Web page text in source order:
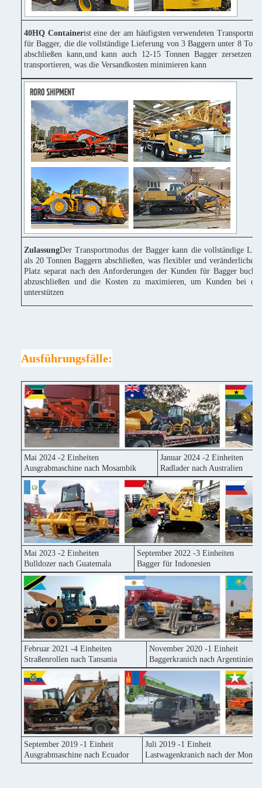
40HQ Containerist eine der am häufigsten verwendeten
für Bagger, die die vollständige Lieferung von 3 Baggern unter 8
abschließen kann,und kann auch 12-15 Tonnen Bagger zersetzen
transportieren, was die Versandkosten minimieren kann
ZulassungDer Transportmodus der Bagger kann die vollständige
als 20 Tonnen Baggern abschließen, was flexibler und veränderlicher
Platz separat nach den Anforderungen der Kunden für Bagger
abzuschließen und die Kosten zu maximieren, um Kunden bei
unterstützen
Ausführungsfälle:
Mai 2024 -2 Einheiten
Ausgrabmaschine nach Mosambik
Januar 2024 -2 Einheiten
Radlader nach Australien
Mai 2023 -2 Einheiten
Bulldozer nach Guatemala
September 2022 -3 Einheiten
Bagger für Indonesien
Februar 2021 -4 Einheiten
Straßenrollen nach Tansania
November 2020 -1 Einheit
Baggerkranich nach Argentinien
September 2019 -1 Einheit
Ausgrabmaschine nach Ecuador
Juli 2019 -1 Einheit
Lastwagenkranich nach der